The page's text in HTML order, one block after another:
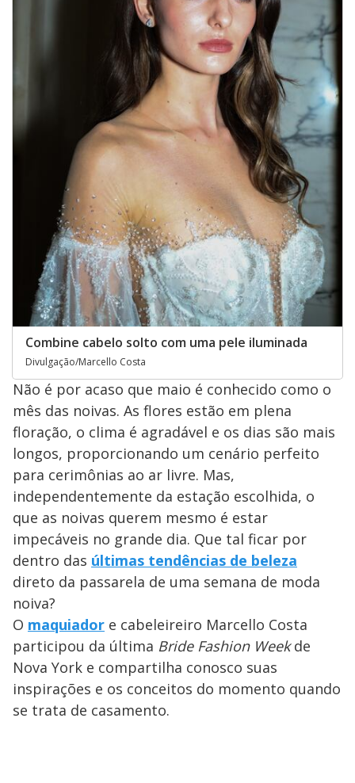
Combine cabelo solto com uma pele iluminada
Divulgação/Marcello Costa
Não é por acaso que maio é conhecido como o
mês das noivas. As flores estão em plena
floração, o clima é agradável e os dias são mais
longos, proporcionando um cenário perfeito
para cerimônias ao ar livre. Mas,
independentemente da estação escolhida, o
que as noivas querem mesmo é estar
impecáveis no grande dia. Que tal ficar por
dentro das últimas tendências de beleza
direto da passarela de uma semana de moda
noiva?
O maquiador e cabeleireiro Marcello Costa
participou da última Bride Fashion Weekde
Nova York e compartilha conosco suas
inspirações e os conceitos do momento quando
se trata de casamento.